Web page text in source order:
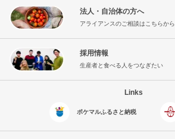
法人・自治体の方へ
アライアンスのご相談はこちらから
採用情報
生産者と食べる人をつなぎたい
Links
ポケマルふるさと納税